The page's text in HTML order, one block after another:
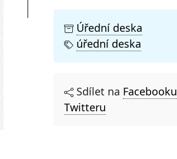
Úřední deska
úřední deska
Sdílet na Facebooku
Twitteru